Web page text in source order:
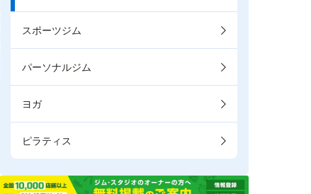
スポーツジム
パーソナルジム
ヨガ
ピラティス